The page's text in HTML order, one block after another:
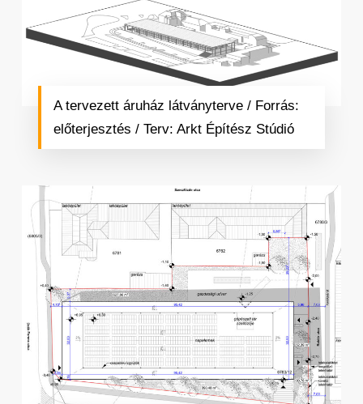
A tervezett áruház látványterve / Forrás:
előterjesztés / Terv: Arkt Építész Stúdió